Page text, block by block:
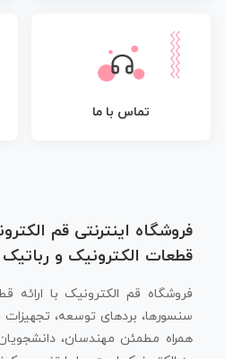
تماس با ما
فروشگاه اینترنتی قم
قطعات الکترونیک و رباتیک
فروشگاه قم الکترونیک با ارائه
سنسورها، بردهای توسعه، تجهیزات
همراه مطمئن مهندسان،